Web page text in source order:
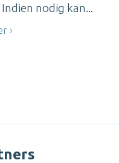
nodig kan...